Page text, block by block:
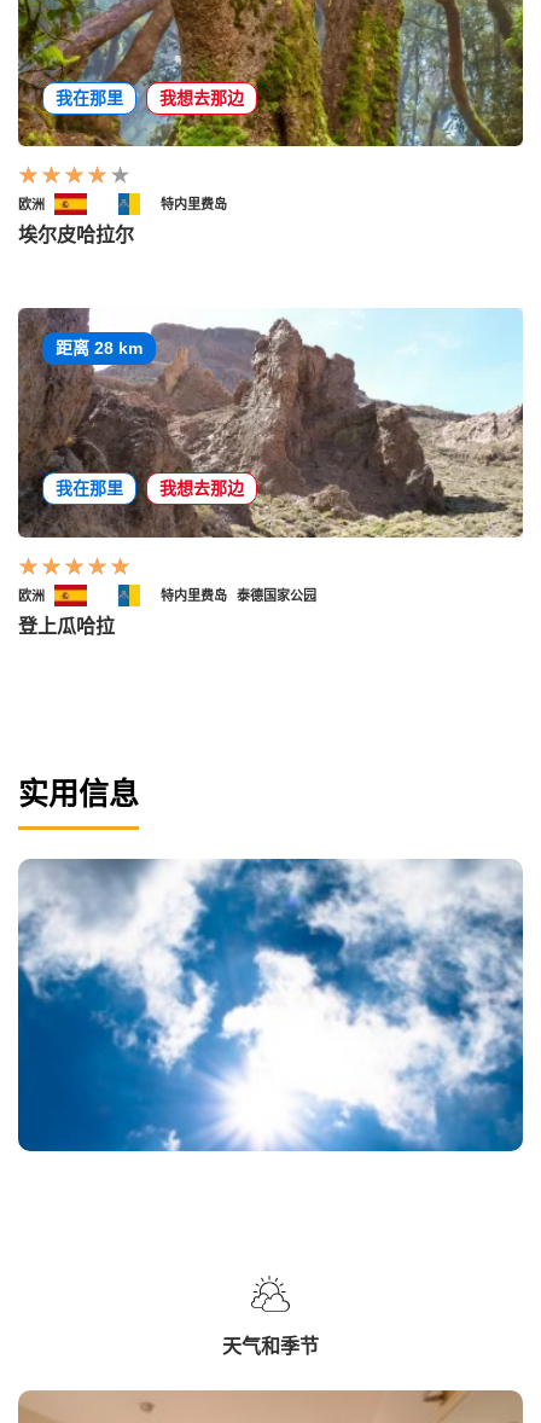
我在那里 我想去那边
欧洲 特内里费岛
埃尔皮哈拉尔
距离 28 km
我在那里 我想去那边
欧洲 特内里费岛 泰德国家公园
登上瓜哈拉
实用信息
天气和季节